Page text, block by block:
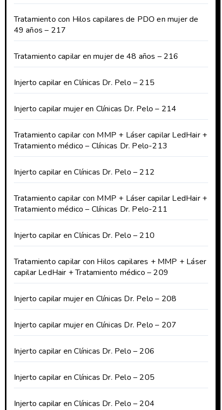
Tratamiento con Hilos capilares de PDO en mujer de
49 años – 217
Tratamiento capilar en mujer de 48 años – 216
Injerto capilar en Clínicas Dr. Pelo – 215
Injerto capilar mujer en Clínicas Dr. Pelo – 214
Tratamiento capilar con MMP + Láser capilar LedHair +
Tratamiento médico – Clínicas Dr. Pelo-213
Injerto capilar en Clínicas Dr. Pelo – 212
Tratamiento capilar con MMP + Láser capilar LedHair +
Tratamiento médico – Clínicas Dr. Pelo-211
Injerto capilar en Clínicas Dr. Pelo – 210
Tratamiento capilar con Hilos capilares + MMP + Láser
capilar LedHair + Tratamiento médico – 209
Injerto capilar mujer en Clínicas Dr. Pelo – 208
Injerto capilar mujer en Clínicas Dr. Pelo – 207
Injerto capilar en Clínicas Dr. Pelo – 206
Injerto capilar en Clínicas Dr. Pelo – 205
Injerto capilar en Clínicas Dr. Pelo – 204